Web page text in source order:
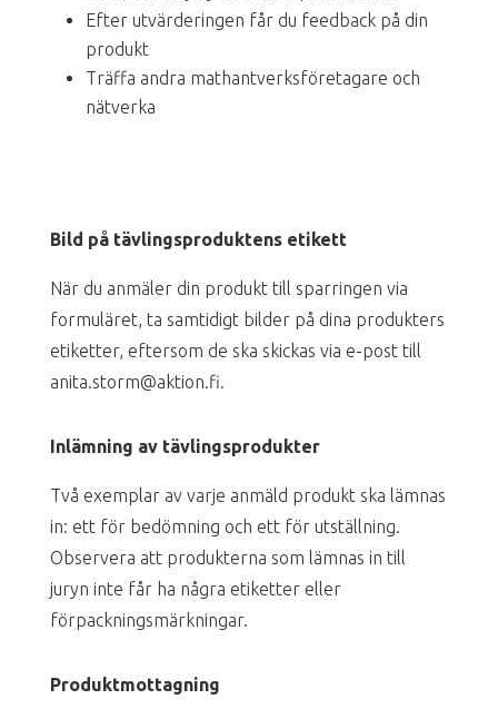
Efter utvärderingen får du feedback på din
produkt
Träffa andra mathantverksföretagare och
nätverka
Bild på tävlingsproduktens etikett
När du anmäler din produkt till sparringen via
formuläret, ta samtidigt bilder på dina produkters
etiketter, eftersom de ska skickas via e-post till
anita.storm@aktion.fi.
Inlämning av tävlingsprodukter
Två exemplar av varje anmäld produkt ska lämnas
in: ett för bedömning och ett för utställning.
Observera att produkterna som lämnas in till
juryn inte får ha några etiketter eller
förpackningsmärkningar.
Produktmottagning